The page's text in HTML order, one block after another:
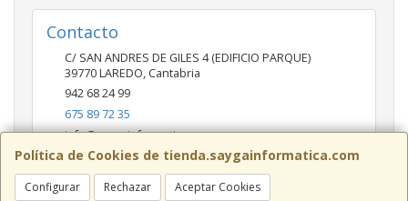
Política de Cookies de tienda.saygainformatica.com
Configurar Rechazar Aceptar Cookies
Contacto
C/ SAN ANDRES DE GILES 4 (EDIFICIO PARQUE)
39770LAREDO, Cantabria
942 68 24 99
675 89 72 35
info@saygainformatica.com
Horario